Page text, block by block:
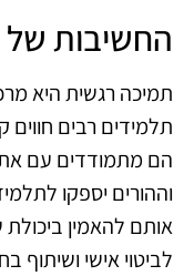
החשיבות
תמיכה רגשית היא
תלמידים רבים
הם מתמודדים עם
וההורים יספקו
אותם להאמין
לביטוי אישי ושיתוף